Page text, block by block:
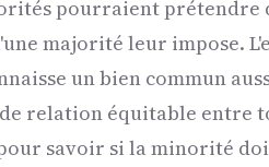
pourraient prétendre
majorité leur impose.
un bien commun
relation équitable entre
savoir si la minorité